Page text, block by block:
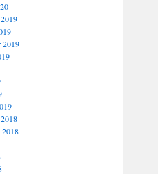
2019
2018